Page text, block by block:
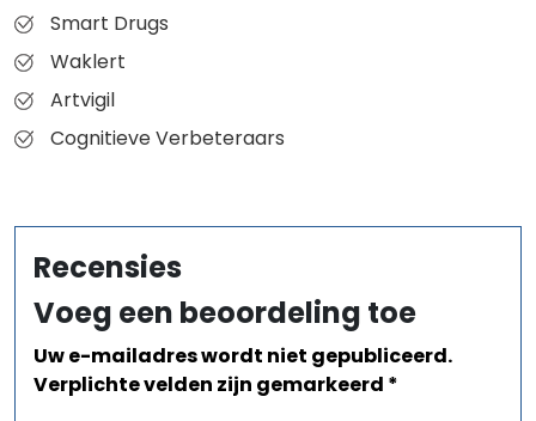
Smart Drugs
Waklert
Artvigil
Cognitieve Verbeteraars
Recensies
Voeg een beoordeling toe
Uw e-mailadres wordt niet gepubliceerd.
Verplichte velden zijn gemarkeerd *